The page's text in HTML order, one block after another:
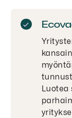
Luotea